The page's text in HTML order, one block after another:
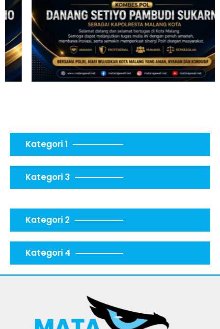
Kategori 1
Kategori 3
Kategori 2
Kategori 4